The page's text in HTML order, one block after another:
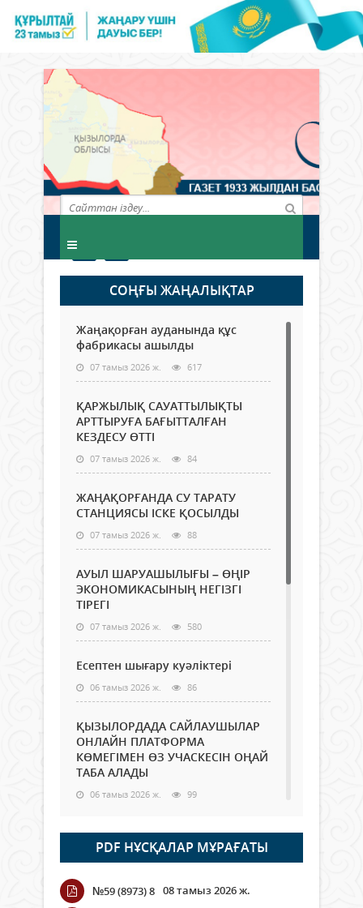
СОҢҒЫ ЖАҢАЛЫҚТАР
Жаңақорған ауданында құс
фабрикасы ашылды
07 тамыз 2026 ж. 617
ҚАРЖЫЛЫҚ САУАТТЫЛЫҚТЫ
АРТТЫРУҒА БАҒЫТТАЛҒАН
КЕЗДЕСУ ӨТТІ
07 тамыз 2026 ж. 84
ЖАҢАҚОРҒАНДА СУ ТАРАТУ
СТАНЦИЯСЫ ІСКЕ ҚОСЫЛДЫ
07 тамыз 2026 ж. 88
АУЫЛ ШАРУАШЫЛЫҒЫ – ӨҢІР
ЭКОНОМИКАСЫНЫҢ НЕГІЗГІ
ТІРЕГІ
07 тамыз 2026 ж. 580
Есептен шығару куәліктері
06 тамыз 2026 ж. 86
ҚЫЗЫЛОРДАДА САЙЛАУШЫЛАР
ОНЛАЙН ПЛАТФОРМА
КӨМЕГІМЕН ӨЗ УЧАСКЕСІН ОҢАЙ
ТАБА АЛАДЫ
06 тамыз 2026 ж. 99
Open Air: Қызылорда облысы
полиция департаменті 20
мыңнан астам көрерменнің
қауіпсіздігін қамтамасыз етті
06 тамыз 2026 ж.
PDF НҰСҚАЛАР МҰРАҒАТЫ
№59 (8973) 8 08 тамыз 2026 ж.